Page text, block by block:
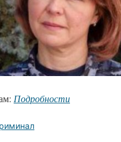
Подробности